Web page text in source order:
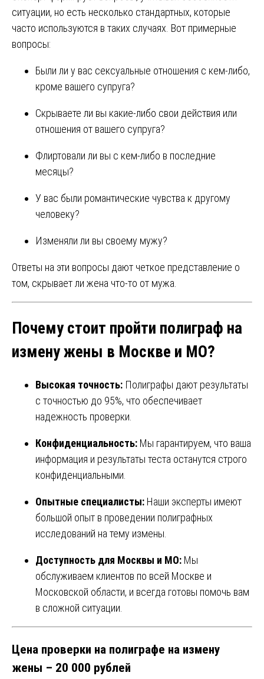
ситуации, но есть несколько стандартных, которые
часто используются в таких случаях. Вот примерные
вопросы:
Были ли у вас сексуальные отношения с кем-либо,
кроме вашего супруга?
Скрываете ли вы какие-либо свои действия или
отношения от вашего супруга?
Флиртовали ли вы с кем-либо в последние
месяцы?
У вас были романтические чувства к другому
человеку?
Изменяли ли вы своему мужу?
Ответы на эти вопросы дают четкое представление о
том, скрывает ли жена что-то от мужа.
Почему стоит пройти полиграф на
измену жены в Москве и МО?
Высокая точность: Полиграфы дают результаты
с точностью до 95%, что обеспечивает
надежность проверки.
Конфиденциальность: Мы гарантируем, что ваша
информация и результаты теста останутся строго
конфиденциальными.
Опытные специалисты: Наши эксперты имеют
большой опыт в проведении полиграфных
исследований на тему измены.
Доступность для Москвы и МО: Мы
обслуживаем клиентов по всей Москве и
Московской области, и всегда готовы помочь вам
в сложной ситуации.
Цена проверки на полиграфе на измену
жены – 20 000 рублей